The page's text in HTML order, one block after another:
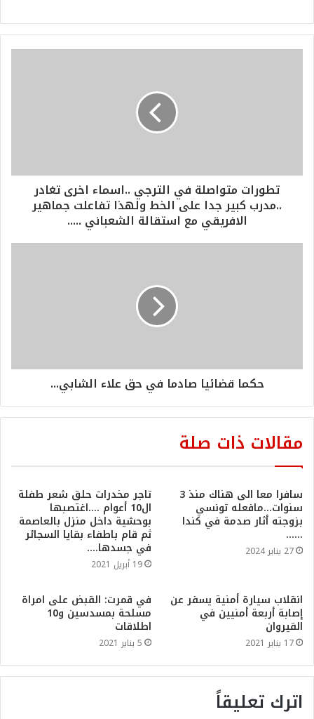
تطورات متواصلة في الترجي ..اسماء اخرى تغادر
..مدرب كبير جدا على الخط ولهذا تفاعلت جماهير
الافريقي مع استقالة الشعباني .....
حكما قضائيا صادما في حق علاء الشابي...
مقالات ذات صلة
سافرا معا الى هناك منذ 3
سنوات…مافعله تونسي
بزوجته أثار صدمة في كندا
……
27 يناير 2024
تاجر مخدرات حلق شعر طفلة
ال10 أعوام ….اغتصبها
بوحشية داخل منزل بالعاصمة
ثم قام باطفاء بقايا السجائر
في جسدها….
19 أبريل 2021
انقلاب سيارة أمنية يسفر عن
إصابة أربعة أمنيين في
القيروان
17 يناير 2021
في قمرت: القبض على امراة
مسلحة بمسدسين و10
اطلاقات
5 يناير 2021
اترك تعليقاً